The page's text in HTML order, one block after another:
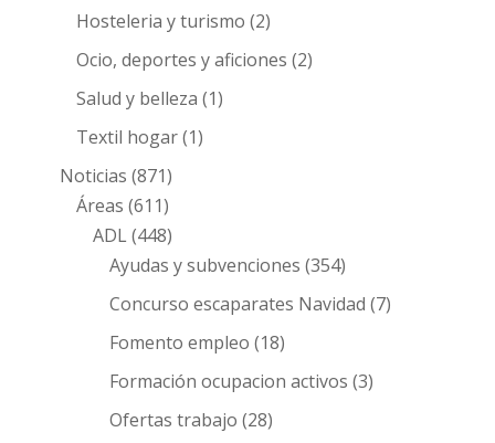
Hosteleria y turismo (2)
Ocio, deportes y aficiones (2)
Salud y belleza (1)
Textil hogar(1)
Noticias (871)
Áreas (611)
ADL(448)
Ayudas y subvenciones (354)
Concurso escaparates Navidad (7)
Fomento empleo (18)
Formación ocupacion activos (3)
Ofertas trabajo (28)